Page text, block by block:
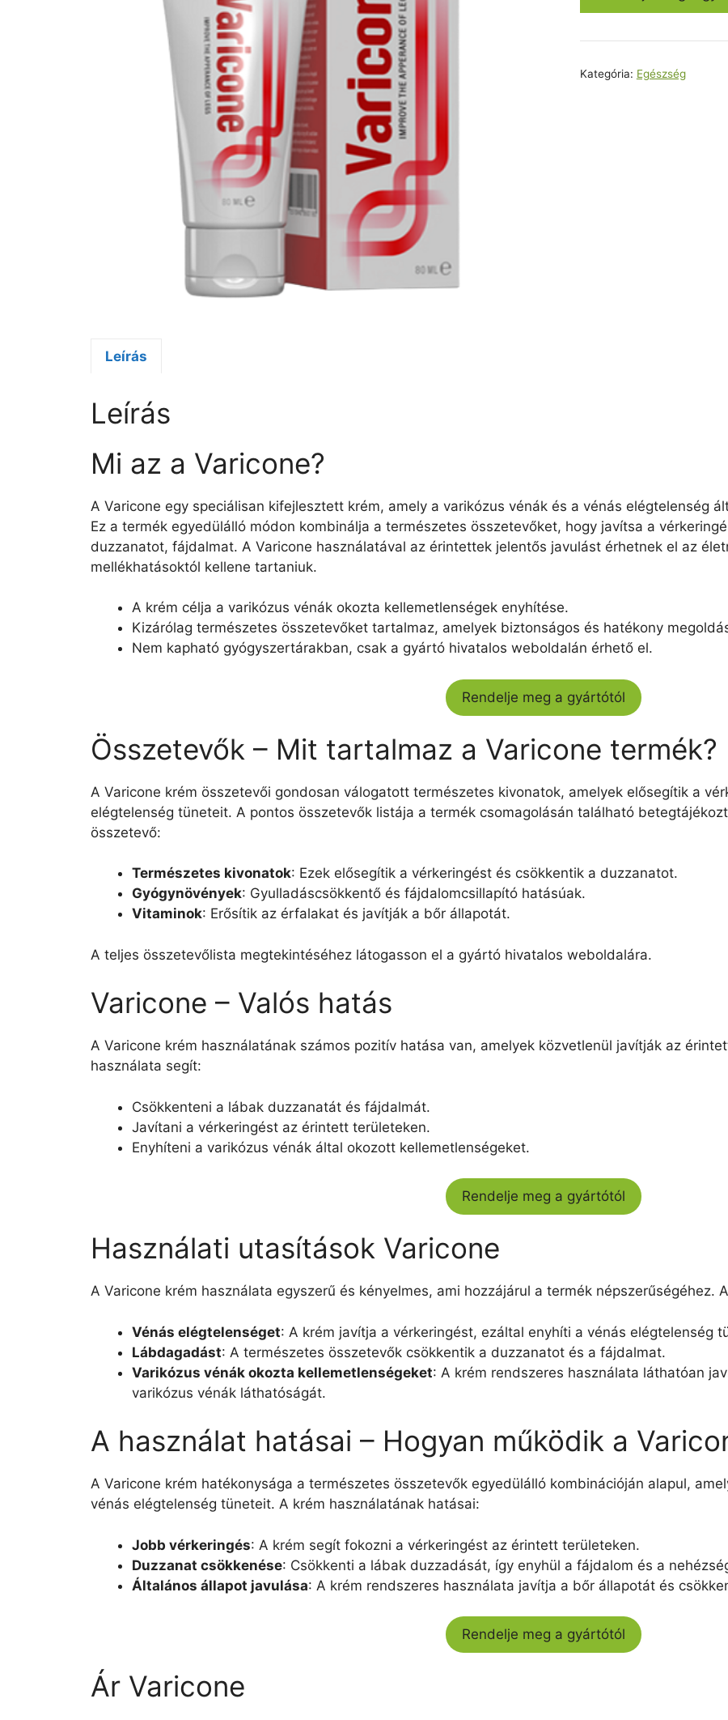
Kategória: Egészség
Leírás
Leírás
Mi az a Varicone?
A Varicone egy speciálisan kifejlesztett krém, amely a varikózus vénák és a vénás elégtelenség
Ez a termék egyedülálló módon kombinálja a természetes összetevőket, hogy javítsa a
duzzanatot, fájdalmat. A Varicone használatával az érintettek jelentős javulást érhetnek el az
mellékhatásoktól kellene tartaniuk.
A krém célja a varikózus vénák okozta kellemetlenségek enyhítése.
Kizárólag természetes összetevőket tartalmaz, amelyek biztonságos és hatékony
Nem kapható gyógyszertárakban, csak a gyártó hivatalos weboldalán érhető el.
Rendelje meg a gyártótól
Összetevők – Mit tartalmaz a Varicone termék?
A Varicone krém összetevői gondosan válogatott természetes kivonatok, amelyek elősegítik a
elégtelenség tüneteit. A pontos összetevők listája a termék csomagolásán található
összetevő:
Természetes kivonatok: Ezek elősegítik a vérkeringést és csökkentik a duzzanatot.
Gyógynövények: Gyulladáscsökkentő és fájdalomcsillapító hatásúak.
Vitaminok: Erősítik az érfalakat és javítják a bőr állapotát.
A teljes összetevőlista megtekintéséhez látogasson el a gyártó hivatalos weboldalára.
Varicone – Valós hatás
A Varicone krém használatának számos pozitív hatása van, amelyek közvetlenül javítják az
használata segít:
Csökkenteni a lábak duzzanatát és fájdalmát.
Javítani a vérkeringést az érintett területeken.
Enyhíteni a varikózus vénák által okozott kellemetlenségeket.
Rendelje meg a gyártótól
Használati utasítások Varicone
A Varicone krém használata egyszerű és kényelmes, ami hozzájárul a termék népszerűségéhez.
Vénás elégtelenséget: A krém javítja a vérkeringést, ezáltal enyhíti a vénás elégtelenség
Lábdagadást: A természetes összetevők csökkentik a duzzanatot és a fájdalmat.
Varikózus vénák okozta kellemetlenségeket: A krém rendszeres használata láthatóan
varikózus vénák láthatóságát.
A használat hatásai – Hogyan működik a
A Varicone krém hatékonysága a természetes összetevők egyedülálló kombinációján alapul,
vénás elégtelenség tüneteit. A krém használatának hatásai:
Jobb vérkeringés: A krém segít fokozni a vérkeringést az érintett területeken.
Duzzanat csökkenése: Csökkenti a lábak duzzadását, így enyhül a fájdalom és a
Általános állapot javulása: A krém rendszeres használata javítja a bőr állapotát és
Rendelje meg a gyártótól
Ár Varicone